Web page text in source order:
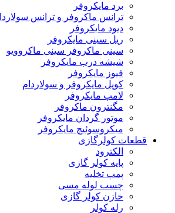
برد مایکروفر
ترانس ماکروفر و ترانس
دیود مایکروفر
ریل سینی مایکروفر
سینی ماکروفر سینی ماکروویو
شیشه درب مایکروفر
فیوز مایکروفر
کوپل مایکروفر و سولاردام
لامپ مایکروفر
مگنترون ماکروفر
موتور گردان مایکروفر
میکروسوئیچ مایکروفر
قطعات کولرگازی
الکترود
پایه کولر گازی
پمپ تخلیه
چسب لوله مسی
خازن کولر گازی
رله کولر